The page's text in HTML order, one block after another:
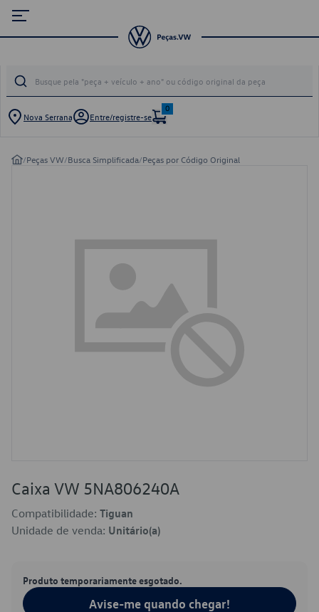
Nova Serrana Entre/registre-se
0
/Peças VW/Busca Simplificada/Peças por Código Original
Caixa VW 5NA806240A
Compatibilidade: Tiguan
Unidade de venda: Unitário(a)
Produto temporariamente esgotado.
Avise-me quando chegar!